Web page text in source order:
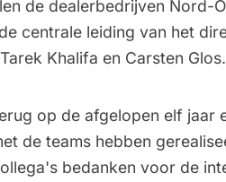
de dealerbedrijven Nord-
centrale leiding van het
Khalifa en Carsten Glos.
op de afgelopen elf jaar
de teams hebben
bedanken voor de